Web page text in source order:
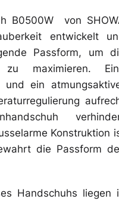
B0500W von
entwickelt
Passform, um
maximieren.
und ein
Konstruktion
die Passform
Handschuhs liegen